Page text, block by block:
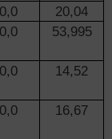
0,0
20,04
0,0 53,995
0,0 14,52
0,0 16,67